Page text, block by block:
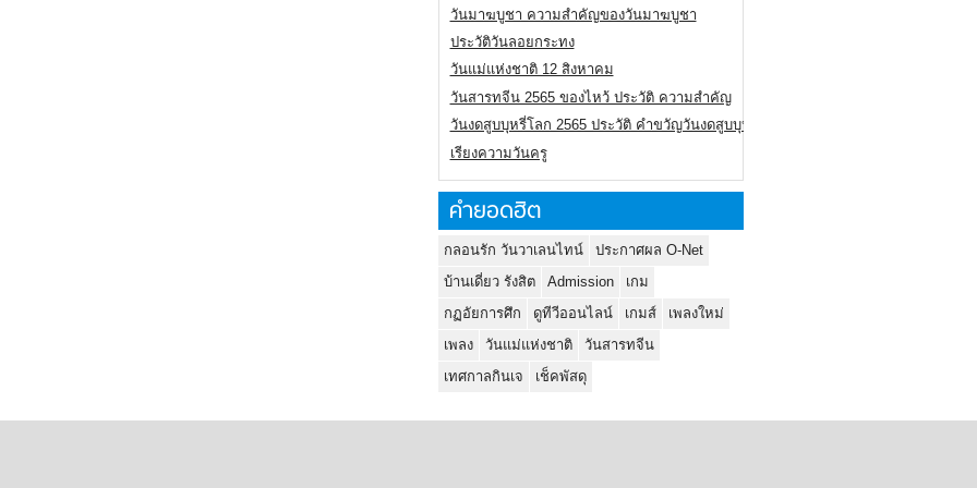
วันมาฆบูชา ความสำคัญของวันมาฆบูชา
ประวัติวันลอยกระทง
วันแม่แห่งชาติ 12 สิงหาคม
วันสารทจีน 2565 ของไหว้ ประวัติ ความสำคัญ
วันงดสูบบุหรี่โลก 2565 ประวัติ คำขวัญวันงดสูบบุหรี่โลก
เรียงความวันครู
คำยอดฮิต
กลอนรัก วันวาเลนไทน์
ประกาศผล O-Net
บ้านเดี่ยว รังสิต
Admission
เกม
กฏอัยการศึก
ดูทีวีออนไลน์ เกมส์
เพลงใหม่
เพลง
วันแม่แห่งชาติ
วันสารทจีน
เทศกาลกินเจ
เช็คพัสดุ